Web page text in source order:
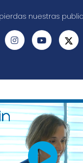
nuestras